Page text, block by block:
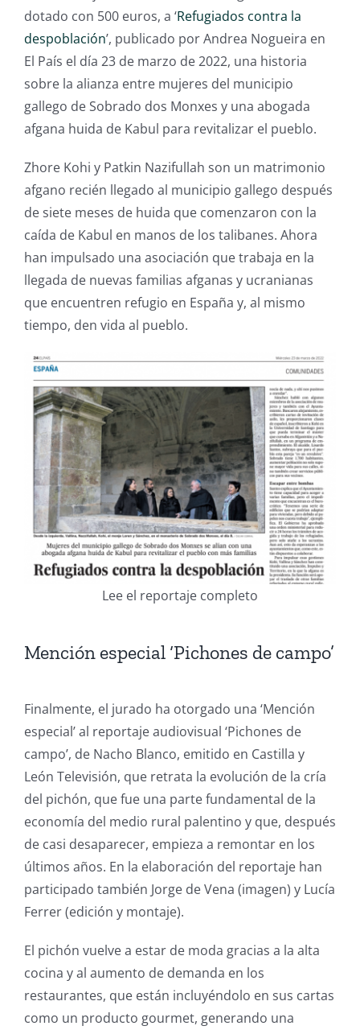
dotado con 500 euros, a ‘Refugiados contra la
despoblación’, publicado por Andrea Nogueira en
El País el día 23 de marzo de 2022, una historia
sobre la alianza entre mujeres del municipio
gallego de Sobrado dos Monxes y una abogada
afgana huida de Kabul para revitalizar el pueblo.
Zhore Kohi y Patkin Nazifullah son un matrimonio
afgano recién llegado al municipio gallego después
de siete meses de huida que comenzaron con la
caída de Kabul en manos de los talibanes. Ahora
han impulsado una asociación que trabaja en la
llegada de nuevas familias afganas y ucranianas
que encuentren refugio en España y, al mismo
tiempo, den vida al pueblo.
Lee el reportaje completo
Mención especial ‘Pichones de campo’
Finalmente, el jurado ha otorgado una ‘Mención
especial’ al reportaje audiovisual ‘Pichones de
campo’, de Nacho Blanco, emitido en Castilla y
León Televisión, que retrata la evolución de la cría
del pichón, que fue una parte fundamental de la
economía del medio rural palentino y que, después
de casi desaparecer, empieza a remontar en los
últimos años. En la elaboración del reportaje han
participado también Jorge de Vena (imagen) y Lucía
Ferrer (edición y montaje).
El pichón vuelve a estar de moda gracias a la alta
cocina y al aumento de demanda en los
restaurantes, que están incluyéndolo en sus cartas
como un producto gourmet, generando una